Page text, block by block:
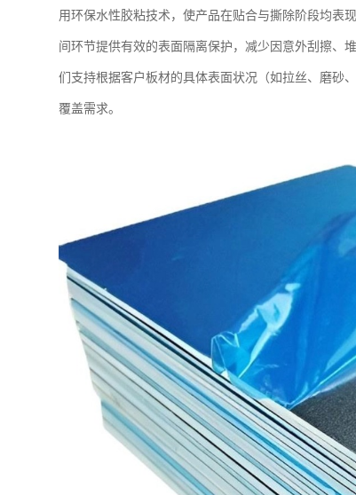
用环保水性胶粘技术，使产品在贴合与撕除阶段均表
间环节提供有效的表面隔离保护，减少因意外刮擦、
们支持根据客户板材的具体表面状况（如拉丝、磨砂
覆盖需求。